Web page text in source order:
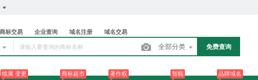
商标交易 企业查询 域名注册 域名交易
全部分类 免费查询
续展 变更 商标超市 著作权 智能 品牌域名